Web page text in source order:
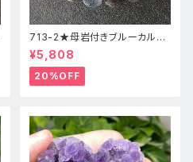
713-2★母岩付きブルーカルセ
ドニー【高品質】天然石ブレスレ
ットパワーストーン
¥5,808
20%OFF